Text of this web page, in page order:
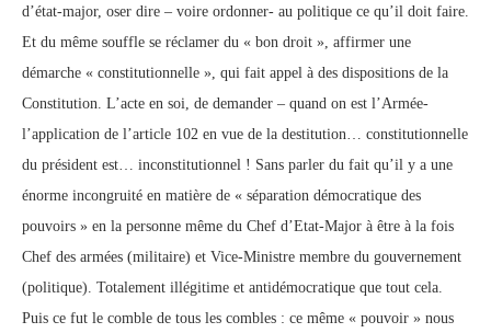
d’état-major, oser dire – voire ordonner- au politique ce qu’il doit faire.
Et du même souffle se réclamer du « bon droit », affirmer une
démarche « constitutionnelle », qui fait appel à des dispositions de la
Constitution. L’acte en soi, de demander – quand on est l’Armée-
l’application de l’article 102 en vue de la destitution… constitutionnelle
du président est… inconstitutionnel ! Sans parler du fait qu’il y a une
énorme incongruité en matière de « séparation démocratique des
pouvoirs » en la personne même du Chef d’Etat-Major à être à la fois
Chef des armées (militaire) et Vice-Ministre membre du gouvernement
(politique). Totalement illégitime et antidémocratique que tout cela.
Puis ce fut le comble de tous les combles : ce même « pouvoir » nous